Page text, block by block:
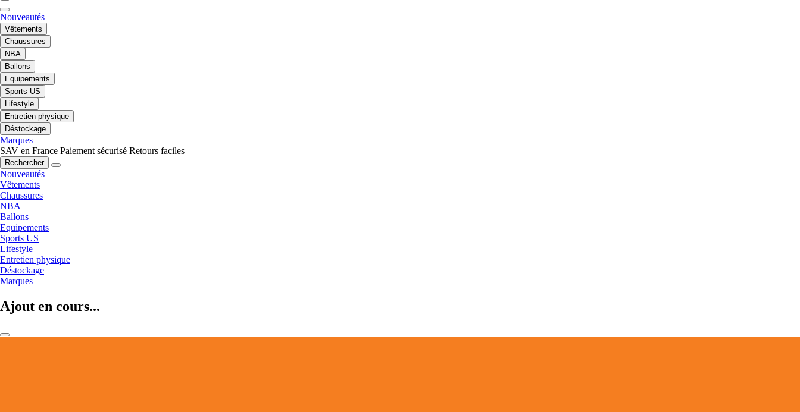
Nouveautés
Vêtements
Chaussures
NBA
Ballons
Equipements
Sports US
Lifestyle
Entretien physique
Déstockage
Marques
SAV en France Paiement sécurisé Retours faciles
Rechercher
Nouveautés
Vêtements
Chaussures
NBA
Ballons
Equipements
Sports US
Lifestyle
Entretien physique
Déstockage
Marques
Ajout en cours...